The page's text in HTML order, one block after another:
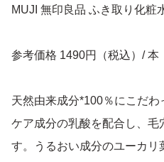
MUJI 無印良品 ふき取り化粧
参考価格 1490円（税込）/ 本
天然由来成分*100％にこだ
ケア成分の乳酸を配合し、毛
す。うるおい成分のユーカ